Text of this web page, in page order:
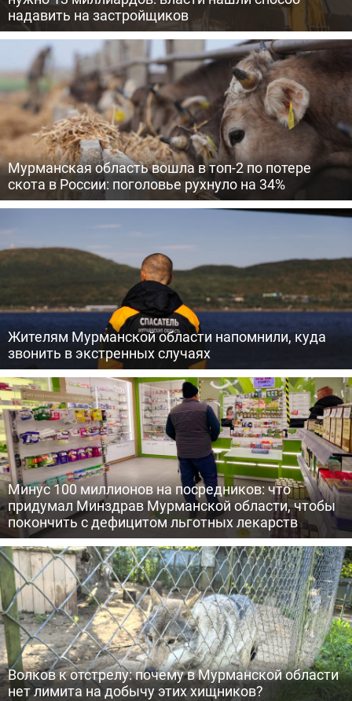
надавить на застройщиков
Мурманская область вошла в топ-2 по потере
скота в России: поголовье рухнуло на 34%
Жителям Мурманской области напомнили, куда
звонить в экстренных случаях
Минус 100 миллионов на посредников: что
придумал Минздрав Мурманской области, чтобы
покончить с дефицитом льготных лекарств
Волков к отстрелу: почему в Мурманской области
нет лимита на добычу этих хищников?